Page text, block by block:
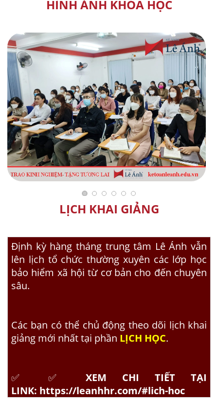
HÌNH ẢNH KHÓA HỌC
LỊCH KHAI GIẢNG
Định kỳ hàng tháng trung tâm Lê Ánh vẫn
lên lịch tổ chức thường xuyên các lớp học
bảo hiểm xã hội từ cơ bản cho đến chuyên
sâu.
Các bạn có thể chủ động theo dõi lịch khai
giảng mới nhất tại phần LỊCH HỌC.
✅ ✅ XEM CHI TIẾT TẠI
LINK: https://leanhhr.com/#lich-hoc